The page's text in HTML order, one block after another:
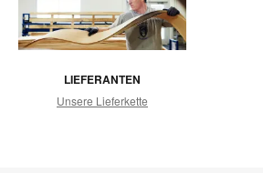
LIEFERANTEN
Unsere Lieferkette